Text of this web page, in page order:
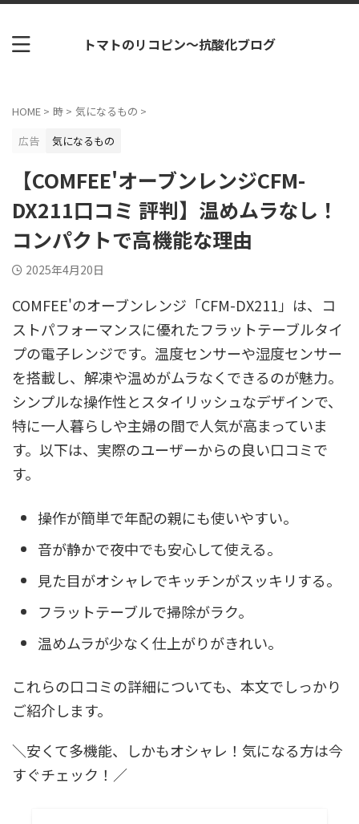
トマトのリコピン～抗酸化ブログ
HOME > 時 > 気になるもの >
広告
気になるもの
【COMFEE'オーブンレンジCFM-
DX211口コミ 評判】温めムラなし！
コンパクトで高機能な理由
2025年4月20日
COMFEE'のオーブンレンジ「CFM-DX211」は、コ
ストパフォーマンスに優れたフラットテーブルタイ
プの電子レンジです。温度センサーや湿度センサー
を搭載し、解凍や温めがムラなくできるのが魅力。
シンプルな操作性とスタイリッシュなデザインで、
特に一人暮らしや主婦の間で人気が高まっていま
す。以下は、実際のユーザーからの良い口コミで
す。
操作が簡単で年配の親にも使いやすい。
音が静かで夜中でも安心して使える。
見た目がオシャレでキッチンがスッキリする。
フラットテーブルで掃除がラク。
温めムラが少なく仕上がりがきれい。
これらの口コミの詳細についても、本文でしっかり
ご紹介します。
＼安くて多機能、しかもオシャレ！気になる方は今
すぐチェック！／